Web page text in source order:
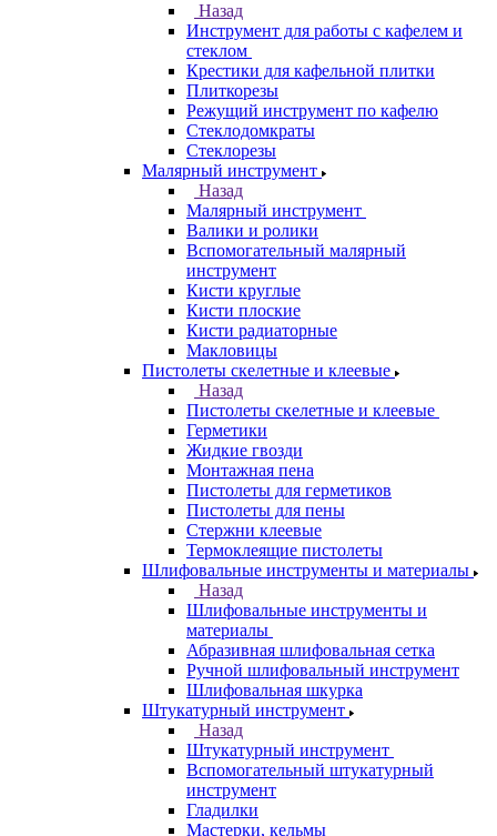
Назад
Инструмент для работы с кафелем и
стеклом
Крестики для кафельной плитки
Плиткорезы
Режущий инструмент по кафелю
Стеклодомкраты
Стеклорезы
Малярный инструмент
Назад
Малярный инструмент
Валики и ролики
Вспомогательный малярный
инструмент
Кисти круглые
Кисти плоские
Кисти радиаторные
Макловицы
Пистолеты скелетные и клеевые
Назад
Пистолеты скелетные и клеевые
Герметики
Жидкие гвозди
Монтажная пена
Пистолеты для герметиков
Пистолеты для пены
Стержни клеевые
Термоклеящие пистолеты
Шлифовальные инструменты и материалы
Назад
Шлифовальные инструменты и
материалы
Абразивная шлифовальная сетка
Ручной шлифовальный инструмент
Шлифовальная шкурка
Штукатурный инструмент
Назад
Штукатурный инструмент
Вспомогательный штукатурный
инструмент
Гладилки
Мастерки, кельмы